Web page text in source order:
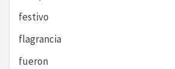
festivo
flagrancia
fueron